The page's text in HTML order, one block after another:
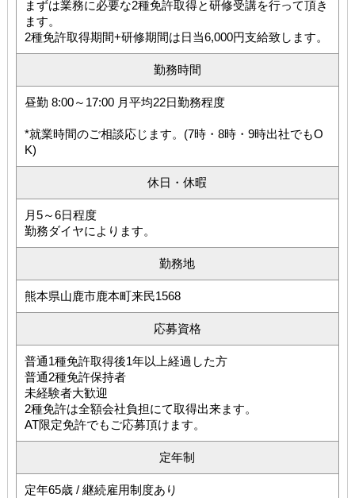
まずは業務に必要な2種免許取得と研修受講を行って頂き
ます。
2種免許取得期間+研修期間は日当6,000円支給致します。
勤務時間
昼勤 8:00～17:00 月平均22日勤務程度
*就業時間のご相談応じます。(7時・8時・9時出社でもO
K)
休日・休暇
月5～6日程度
勤務ダイヤによります。
勤務地
熊本県山鹿市鹿本町来民1568
応募資格
普通1種免許取得後1年以上経過した方
普通2種免許保持者
未経験者大歓迎
2種免許は全額会社負担にて取得出来ます。
AT限定免許でもご応募頂けます。
定年制
定年65歳 / 継続雇用制度あり